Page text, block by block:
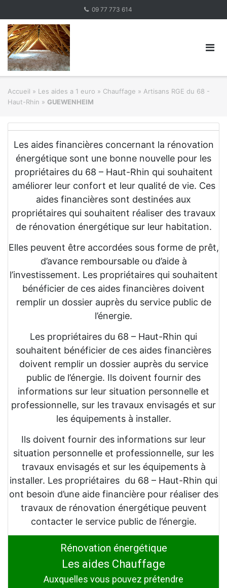
content
09 77 773 614
Accueil » Les aides a 1 euro » Chauffage » Artisans RGE du 68 -
Haut-Rhin » GUEWENHEIM
Les aides financières concernant la rénovation
énergétique sont une bonne nouvelle pour les
propriétaires du 68 – Haut-Rhin qui souhaitent
améliorer leur confort et leur qualité de vie. Ces
aides financières sont destinées aux
propriétaires qui souhaitent réaliser des travaux
de rénovation énergétique sur leur habitation.
Elles peuvent être accordées sous forme de prêt,
d’avance remboursable ou d’aide à
l’investissement. Les propriétaires qui souhaitent
bénéficier de ces aides financières doivent
remplir un dossier auprès du service public de
l’énergie.
Les propriétaires du 68 – Haut-Rhin qui
souhaitent bénéficier de ces aides financières
doivent remplir un dossier auprès du service
public de l’énergie. Ils doivent fournir des
informations sur leur situation personnelle et
professionnelle, sur les travaux envisagés et sur
les équipements à installer.
Ils doivent fournir des informations sur leur
situation personnelle et professionnelle, sur les
travaux envisagés et sur les équipements à
installer. Les propriétaires du 68 – Haut-Rhin qui
ont besoin d’une aide financière pour réaliser des
travaux de rénovation énergétique peuvent
contacter le service public de l’énergie.
Rénovation énergétique
Les aides Chauffage
Auxquelles vous pouvez prétendre